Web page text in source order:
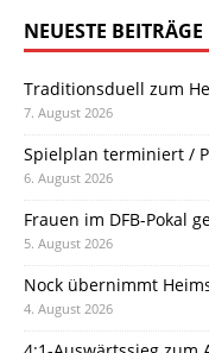
NEUESTE BEITRÄGE
Traditionsduell zum
7. August 2026
Spielplan terminiert /
6. August 2026
Frauen im DFB-Pokal
5. August 2026
Nock übernimmt
4. August 2026